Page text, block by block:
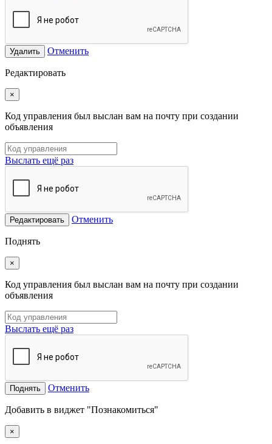
Удалить Отменить
Редактировать
×
Код управления был выслан вам на почту при создании
объявления
Выслать ещё раз
Редактировать Отменить
Поднять
×
Код управления был выслан вам на почту при создании
объявления
Выслать ещё раз
Поднять Отменить
Добавить в виджет "Познакомиться"
×